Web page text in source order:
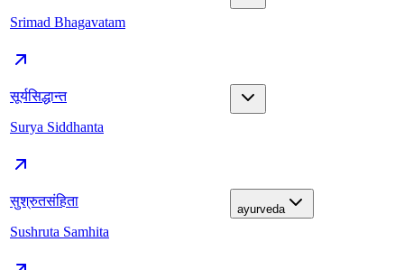
Srimad Bhagavatam
सूर्यसिद्धान्त
Surya Siddhanta
सुश्रुतसंहिता
Sushruta Samhita
ayurveda